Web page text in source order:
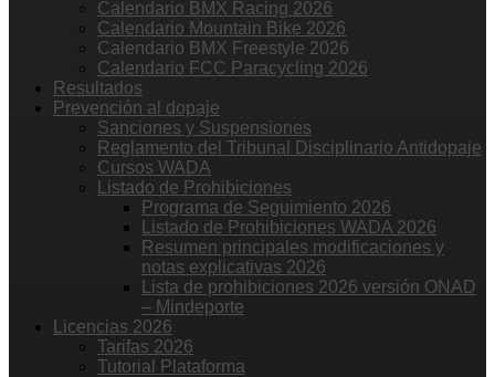
Calendario BMX Racing 2026
Calendario Mountain Bike 2026
Calendario BMX Freestyle 2026
Calendario FCC Paracycling 2026
Resultados
Prevención al dopaje
Sanciones y Suspensiones
Reglamento del Tribunal Disciplinario Antidopaje
Cursos WADA
Listado de Prohibiciones
Programa de Seguimiento 2026
Listado de Prohibiciones WADA 2026
Resumen principales modificaciones y
notas explicativas 2026
Lista de prohibiciones 2026 versión ONAD
– Mindeporte
Licencias 2026
Tarifas 2026
Tutorial Plataforma